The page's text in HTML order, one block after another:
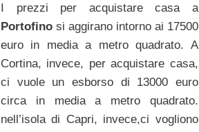
I prezzi per acquistare casa a
Portofinosi aggirano intorno ai 17500
euro in media a metro quadrato. A
Cortina, invece, per acquistare casa,
ci vuole un esborso di 13000 euro
circa in media a metro quadrato.
nell’isola di Capri, invece,ci vogliono